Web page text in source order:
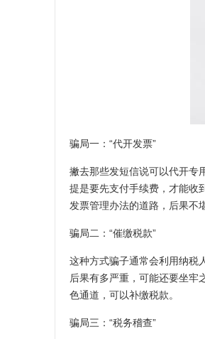
骗局一：“代开发票”
撇去那些发短信说可以代开专
提是要先支付手续费，才能收
发票管理办法的道路，后果不
骗局二：“催缴税款”
这种方式骗子通常会利用纳税
后果有多严重，可能还要坐牢
色通道，可以补缴税款。
骗局三：“税务稽查”